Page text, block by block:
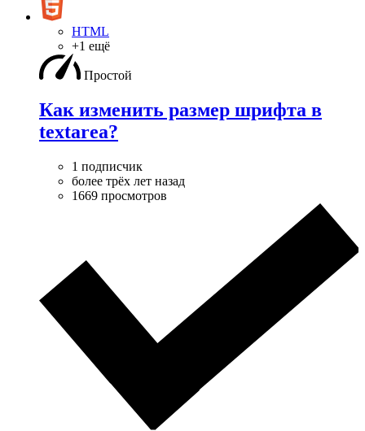
HTML
+1 ещё
Простой
Как изменить размер шрифта в
textarea?
1 подписчик
более трёх лет назад
1669 просмотров